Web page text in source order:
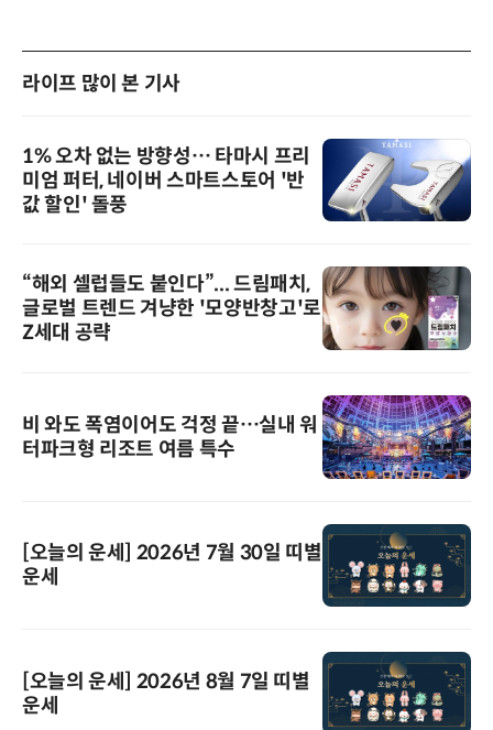
라이프 많이 본 기사
1% 오차 없는 방향성… 타마시 프리
미엄 퍼터, 네이버 스마트스토어 '반
값 할인' 돌풍
“해외 셀럽들도 붙인다”... 드림패치,
글로벌 트렌드 겨냥한 '모양반창고'로
Z세대 공략
비 와도 폭염이어도 걱정 끝…실내 워
터파크형 리조트 여름 특수
[오늘의 운세] 2026년 7월 30일 띠별
운세
[오늘의 운세] 2026년 8월 7일 띠별
운세